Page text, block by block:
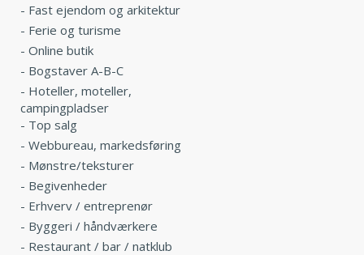
- Fast ejendom og arkitektur
- Ferie og turisme
- Online butik
- Bogstaver A-B-C
- Hoteller, moteller,
campingpladser
- Top salg
- Webbureau, markedsføring
- Mønstre/teksturer
- Begivenheder
- Erhverv / entreprenør
- Byggeri / håndværkere
- Restaurant / bar / natklub